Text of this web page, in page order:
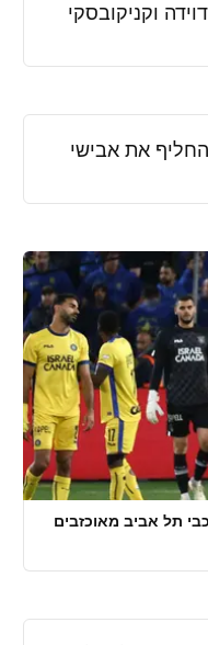
וקניקובסקי
החליף את אבישי
תל אביב מאוכזבים